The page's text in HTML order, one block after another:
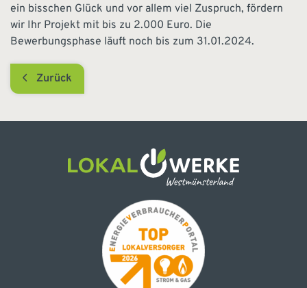
ein bisschen Glück und vor allem viel Zuspruch, fördern
wir Ihr Projekt mit bis zu 2.000 Euro. Die
Bewerbungsphase läuft noch bis zum 31.01.2024.
Zurück